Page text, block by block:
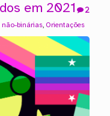
em 2021 2
binárias, Orientações